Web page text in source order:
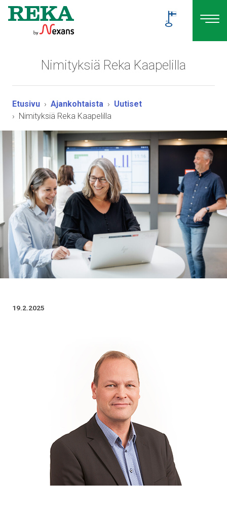
Nimityksiä Reka Kaapelilla
Etusivu Ajankohtaista
Uutiset
Nimityksiä Reka Kaapelilla
19.2.2025